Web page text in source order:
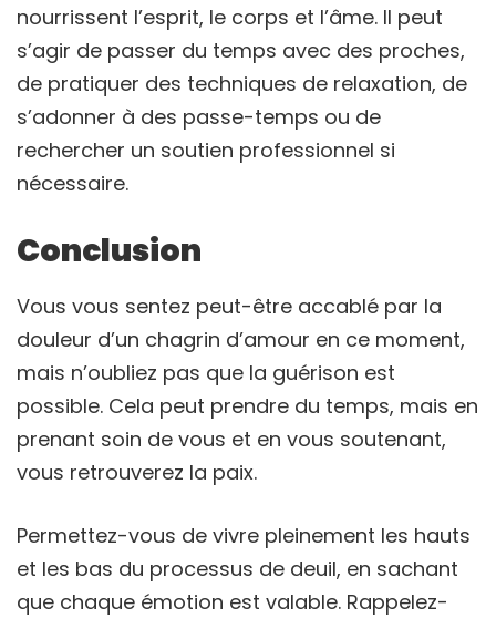
nourrissent l’esprit, le corps et l’âme. Il peut
s’agir de passer du temps avec des proches,
de pratiquer des techniques de relaxation, de
s’adonner à des passe-temps ou de
rechercher un soutien professionnel si
nécessaire.
Conclusion
Vous vous sentez peut-être accablé par la
douleur d’un chagrin d’amour en ce moment,
mais n’oubliez pas que la guérison est
possible. Cela peut prendre du temps, mais en
prenant soin de vous et en vous soutenant,
vous retrouverez la paix.
Permettez-vous de vivre pleinement les hauts
et les bas du processus de deuil, en sachant
que chaque émotion est valable. Rappelez-